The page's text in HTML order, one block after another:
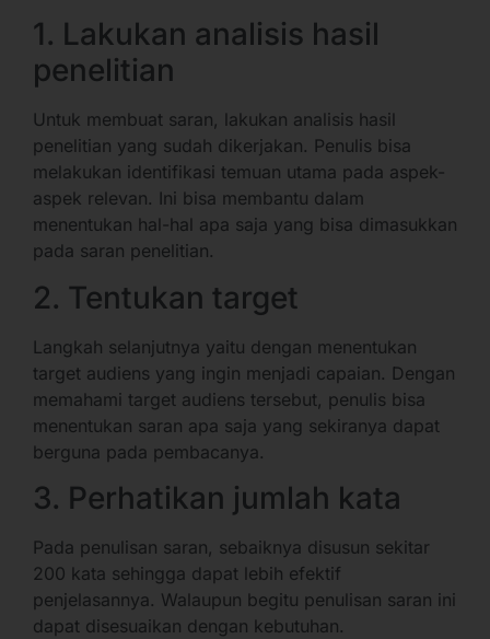
1. Lakukan analisis hasil
penelitian
Untuk membuat saran, lakukan analisis hasil
penelitian yang sudah dikerjakan. Penulis bisa
melakukan identifikasi temuan utama pada aspek-
aspek relevan. Ini bisa membantu dalam
menentukan hal-hal apa saja yang bisa dimasukkan
pada saran penelitian.
2. Tentukan target
Langkah selanjutnya yaitu dengan menentukan
target audiens yang ingin menjadi capaian. Dengan
memahami target audiens tersebut, penulis bisa
menentukan saran apa saja yang sekiranya dapat
berguna pada pembacanya.
3. Perhatikan jumlah kata
Pada penulisan saran, sebaiknya disusun sekitar
200 kata sehingga dapat lebih efektif
penjelasannya. Walaupun begitu penulisan saran ini
dapat disesuaikan dengan kebutuhan.